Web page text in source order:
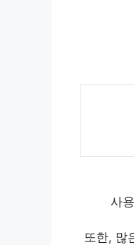
사
또한, 많